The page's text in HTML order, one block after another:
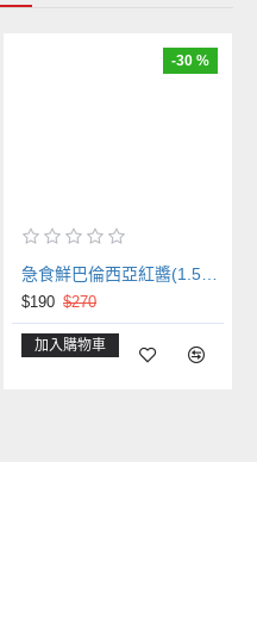
-30 %
急食鮮巴倫西亞紅醬(1.5KG/包)營業專用冷凍醬
$190 $270
加入購物車